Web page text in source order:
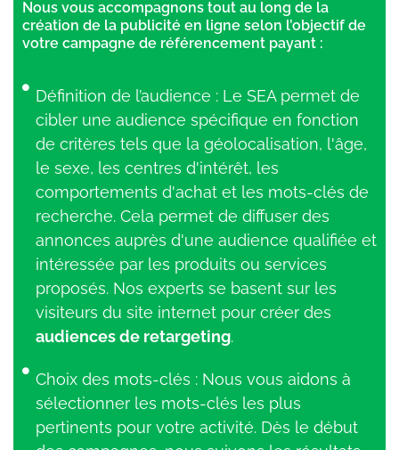
Nous vous accompagnons tout au long de la
création de la publicité en ligne selon l’objectif de
votre campagne de référencement payant :
Définition de l’audience : Le SEA permet de
cibler une audience spécifique en fonction
de critères tels que la géolocalisation, l'âge,
le sexe, les centres d'intérêt, les
comportements d'achat et les mots-clés de
recherche. Cela permet de diffuser des
annonces auprès d'une audience qualifiée et
intéressée par les produits ou services
proposés. Nos experts se basent sur les
visiteurs du site internet pour créer des
audiences de retargeting.
Choix des mots-clés : Nous vous aidons à
sélectionner les mots-clés les plus
pertinents pour votre activité. Dès le début